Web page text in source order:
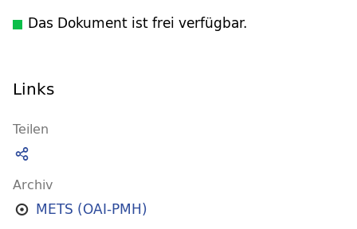
Das Dokument ist frei verfügbar.
Links
Teilen
Archiv
METS (OAI-PMH)